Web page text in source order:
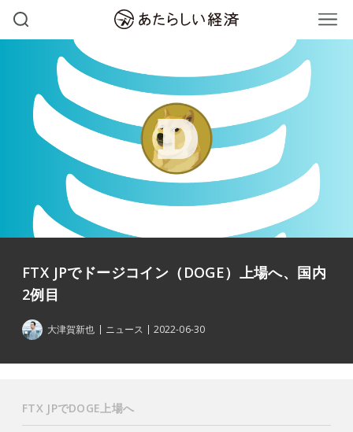
FTX JPでドージコイン（DOGE）上場へ、国内
2例目
大津賀新也 ニュース 2022-06-30
FTX JPでDOGE上場へ